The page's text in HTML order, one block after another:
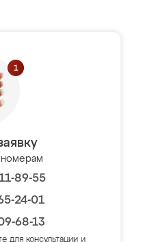
номерам
89-55
24-01
68-13
для консультации и